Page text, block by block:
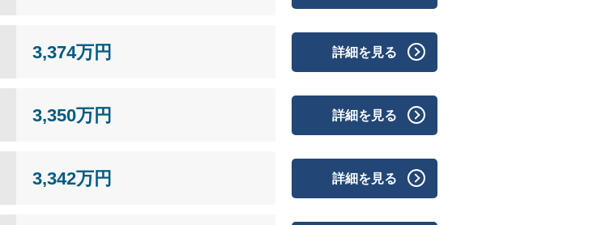
3,374万円 詳細を見る
3,350万円 詳細を見る
3,342万円 詳細を見る